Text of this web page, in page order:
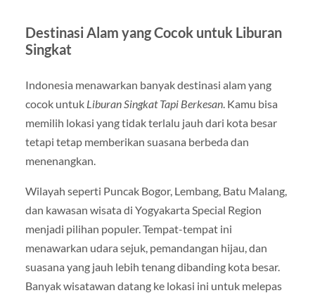
Destinasi Alam yang Cocok untuk Liburan
Singkat
Indonesia menawarkan banyak destinasi alam yang
cocok untuk Liburan Singkat Tapi Berkesan. Kamu bisa
memilih lokasi yang tidak terlalu jauh dari kota besar
tetapi tetap memberikan suasana berbeda dan
menenangkan.
Wilayah seperti Puncak Bogor, Lembang, Batu Malang,
dan kawasan wisata di Yogyakarta Special Region
menjadi pilihan populer. Tempat-tempat ini
menawarkan udara sejuk, pemandangan hijau, dan
suasana yang jauh lebih tenang dibanding kota besar.
Banyak wisatawan datang ke lokasi ini untuk melepas